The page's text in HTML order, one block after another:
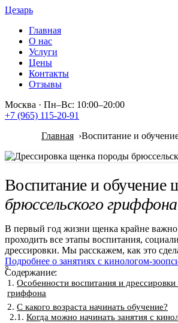
Цезарь
Главная
О нас
Услуги
Цены
Контакты
Отзывы
Москва · Пн–Вс: 10:00–20:00
+7 (965) 115-20-91
Главная
Воспитание и
Воспитание и обучение
брюссельского гриффона
В первый год жизни щенка крайне важно
проходить все этапы воспитания,
дрессировки. Мы расскажем, как это
Подробнее о занятиях с кинологом-
Содержание:
Особенности воспитания и дрессировки
гриффона
С какого возраста начинать обучение?
Когда можно начинать занятия с